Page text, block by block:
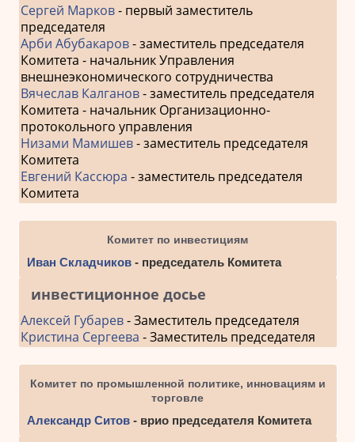
Сергей Марков- первый заместитель
председателя
Арби Абубакаров- заместитель председателя
Комитета - начальник Управления
внешнеэкономического сотрудничества
Вячеслав Калганов- заместитель председателя
Комитета - начальник Организационно-
протокольного управления
Низами Мамишев- заместитель председателя
Комитета
Евгений Кассюра - заместитель председателя
Комитета
Комитет по инвестициям
Иван Складчиков- председатель Комитета
инвестиционное досье
Алексей Губарев- Заместитель председателя
Кристина Сергеева - Заместитель председателя
Комитет по промышленной политике, инновациям и
торговле
Александр Ситов- врио председателя Комитета